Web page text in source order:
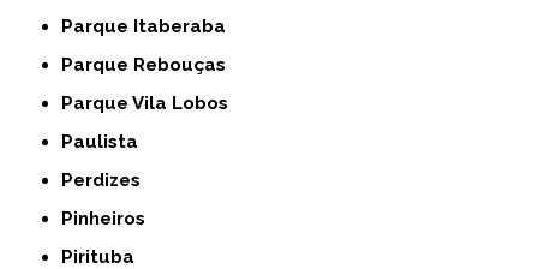
Parque Itaberaba
Parque Rebouças
Parque Vila Lobos
Paulista
Perdizes
Pinheiros
Pirituba